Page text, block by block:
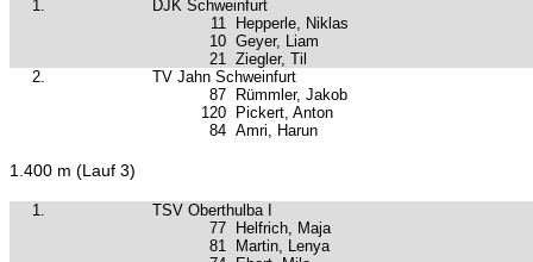
1.
DJK Schweinfurt
11
Hepperle, Niklas
10 Geyer, Liam
21 Ziegler, Til
2.
TV Jahn Schweinfurt
87
Rümmler, Jakob
120
Pickert, Anton
84 Amri, Harun
1.400 m (Lauf 3)
1.
TSV Oberthulba I
77
Helfrich, Maja
81
Martin, Lenya